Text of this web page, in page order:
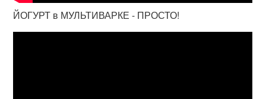
ЙОГУРТ в МУЛЬТИВАРКЕ - ПРОСТО!